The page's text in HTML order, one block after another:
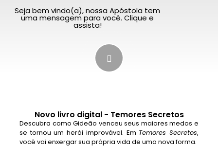
Seja bem vindo(a), nossa Apóstola tem
uma mensagem para você. Clique e
assista!
Novo livro digital - Temores Secretos
Descubra como Gideão venceu seus maiores medos e
se tornou um herói improvável. Em Temores Secretos,
você vai enxergar sua própria vida de uma nova forma.